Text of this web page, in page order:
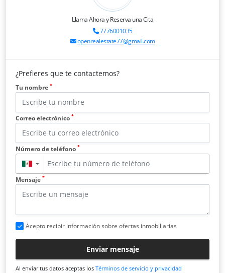
Llama Ahora y Reserva una Cita
7776001035
openrealestate77@gmail.com
¿Prefieres que te contactemos?
Tu nombre *
Correo electrónico *
Número de teléfono *
▼
Mensaje *
Acepto recibir información sobre ofertas inmobiliarias
Enviar mensaje
Al enviar tus datos aceptas los Términos de servicio y privacidad